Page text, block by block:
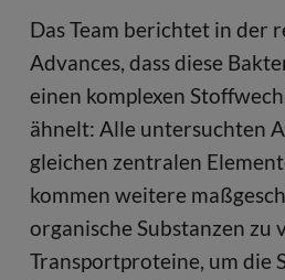
Das Team berichtet in der
Advances, dass diese
einen komplexen
ähnelt: Alle untersuchten
gleichen zentralen
kommen weitere
organische Substanzen zu
Transportproteine, um die